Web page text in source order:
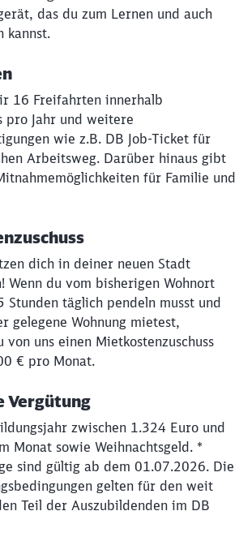
das du zum Lernen und auch
kannst.
16 Freifahrten innerhalb
pro Jahr und weitere
wie z.B. DB Job-Ticket für
Arbeitsweg. Darüber hinaus gibt
für Familie und
dich in deiner neuen Stadt
Wenn du vom bisherigen Wohnort
Stunden täglich pendeln musst und
gelegene Wohnung mietest,
von uns einen Mietkostenzuschuss
€ pro Monat.
zwischen 1.324 Euro und
Monat sowie Weihnachtsgeld. *
sind gültig ab dem 01.07.2026. Die
gelten für den weit
Teil der Auszubildenden im DB
Sie zuweitergeleitet
Weiter